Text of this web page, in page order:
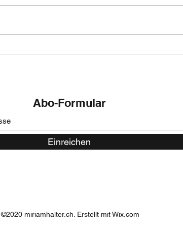
Abo-Formular
Einreichen
©2020 miriamhalter.ch. Erstellt mit Wix.com